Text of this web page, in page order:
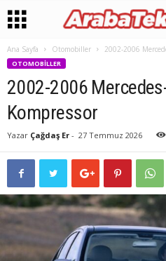
Ana Sayfa Otomobiller 2002-2006
OTOMOBILLER
2002-2006
Kompressor
Yazar Çağdaş Er - 27 Temmuz 2026